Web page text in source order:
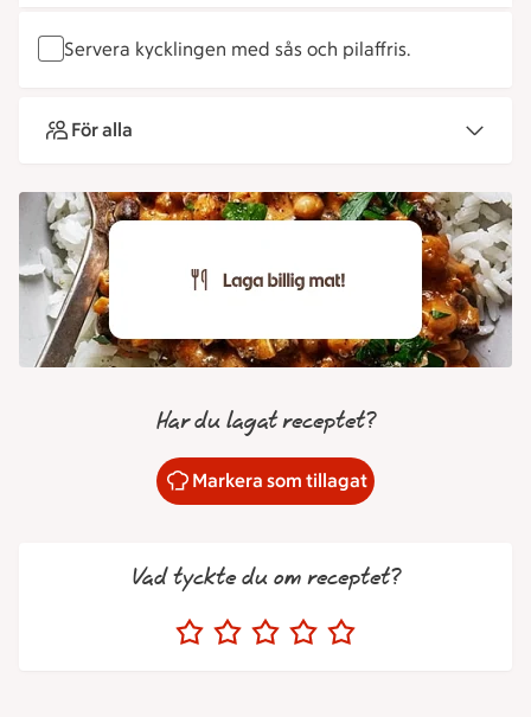
Servera kycklingen med sås och pilaffris.
För alla
Har du lagat receptet?
Markera som tillagat
Vad tyckte du om receptet?